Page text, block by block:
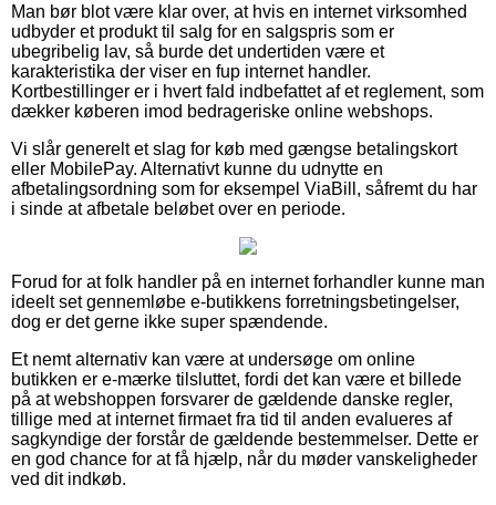
Man bør blot være klar over, at hvis en internet virksomhed
udbyder et produkt til salg for en salgspris som er
ubegribelig lav, så burde det undertiden være et
karakteristika der viser en fup internet handler.
Kortbestillinger er i hvert fald indbefattet af et reglement, som
dækker køberen imod bedrageriske online webshops.
Vi slår generelt et slag for køb med gængse betalingskort
eller MobilePay. Alternativt kunne du udnytte en
afbetalingsordning som for eksempel ViaBill, såfremt du har
i sinde at afbetale beløbet over en periode.
Forud for at folk handler på en internet forhandler kunne man
ideelt set gennemløbe e-butikkens forretningsbetingelser,
dog er det gerne ikke super spændende.
Et nemt alternativ kan være at undersøge om online
butikken er e-mærke tilsluttet, fordi det kan være et billede
på at webshoppen forsvarer de gældende danske regler,
tillige med at internet firmaet fra tid til anden evalueres af
sagkyndige der forstår de gældende bestemmelser. Dette er
en god chance for at få hjælp, når du møder vanskeligheder
ved dit indkøb.